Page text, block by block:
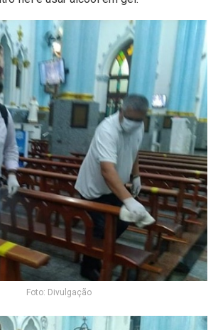
Foto: Divulgação